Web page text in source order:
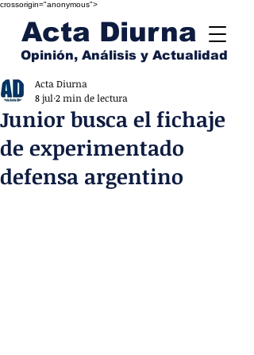
crossorigin="anonymous">
Acta Diurna
Opinión, Análisis y Actualidad
Junior busca el fichaje
de experimentado
defensa argentino
Acta Diurna
8 jul 2 min de lectura